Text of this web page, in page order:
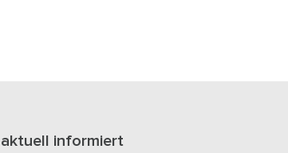
aktuell informiert